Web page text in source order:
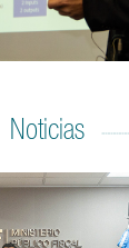
Noticias